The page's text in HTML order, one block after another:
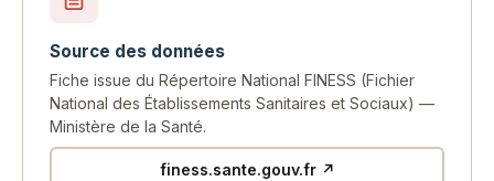
Source des données
Fiche issue du Répertoire National FINESS (Fichier
National des Établissements Sanitaires et Sociaux) —
Ministère de la Santé.
finess.sante.gouv.fr ↗